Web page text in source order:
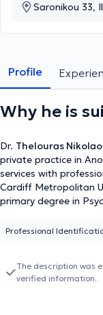
Saronikou 33,
Profile
Why he is
Dr. Thelouras
private practice in
services with
Cardiff Metropolitan
primary degree in
Medical Department,
College, which
contributing to the
Professional
The description was
verified information.